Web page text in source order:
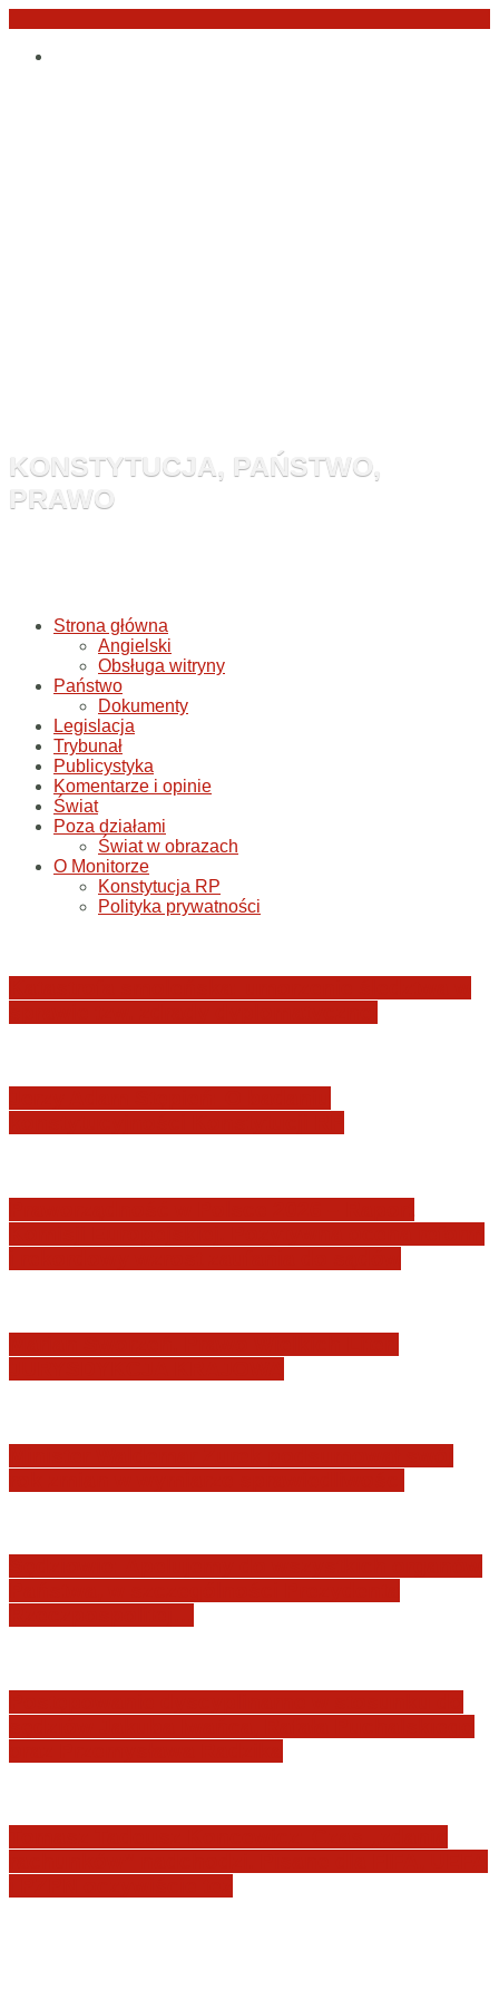
Przejdź
KONSTYTUCJA, PAŃSTWO,
PRAWO
Strona główna
Angielski
Obsługa witryny
Państwo
Dokumenty
Legislacja
Trybunał
Publicystyka
Komentarze i opinie
Świat
Poza działami
Świat w obrazach
O Monitorze
Konstytucja RP
Polityka prywatności